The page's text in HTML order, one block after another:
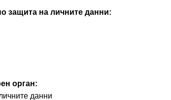
защита на личните данни:
орган:
данни